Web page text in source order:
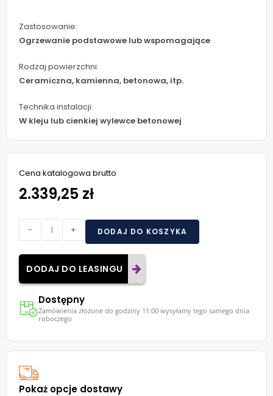
Zastosowanie:
Ogrzewanie podstawowe lub wspomagające
Rodzaj powierzchni:
Ceramiczna, kamienna, betonowa, itp.
Technika instalacji:
W kleju lub cienkiej wylewce betonowej
Cena katalogowa brutto
2.339,25 zł
- + DODAJ DO KOSZYKA
DODAJ DO LEASINGU
Dostępny
Zamówienia złożone do godziny 11:00 wysyłamy tego samego dnia
roboczego
Pokaż opcje dostawy